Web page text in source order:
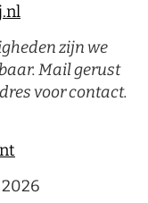
zijn we
Mail gerust
voor contact.